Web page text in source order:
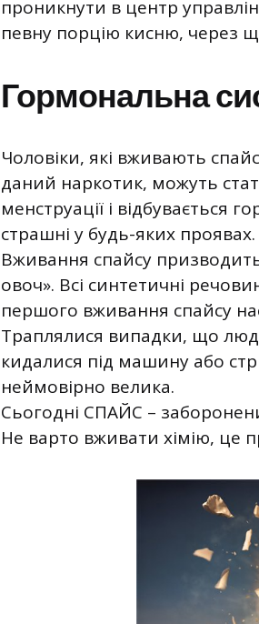
проникнути в центр
певну порцію кисню, через
Гормональна
Чоловіки, які вживають
даний наркотик, можуть
менструації і відбувається
страшні у будь-яких проявах.
Вживання спайсу
овоч». Всі синтетичні
першого вживання спайсу
Траплялися випадки, що
кидалися під машину або
неймовірно велика.
Сьогодні СПАЙС –
Не варто вживати хімію, це